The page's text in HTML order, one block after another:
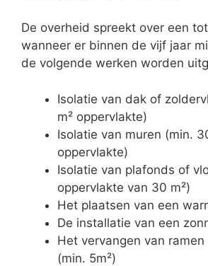
De overheid spreekt over een
wanneer er binnen de vijf jaar
de volgende werken worden
Isolatie van dak of
m² oppervlakte)
Isolatie van muren (min.
oppervlakte)
Isolatie van plafonds of
oppervlakte van 30 m²)
Het plaatsen van een
De installatie van een
Het vervangen van
(min. 5m²)